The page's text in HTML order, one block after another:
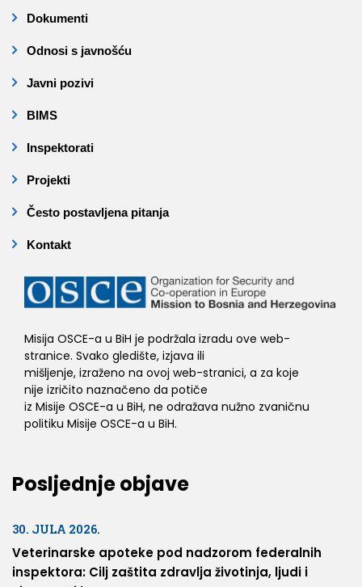
Dokumenti
Odnosi s javnošću
Javni pozivi
BIMS
Inspektorati
Projekti
Često postavljena pitanja
Kontakt
Misija OSCE-a u BiH je podržala izradu ove web-
stranice. Svako gledište, izjava ili
mišljenje, izraženo na ovoj web-stranici, a za koje
nije izričito naznačeno da potiče
iz Misije OSCE-a u BiH, ne odražava nužno zvaničnu
politiku Misije OSCE-a u BiH.
Posljednje objave
30. JULA 2026.
Veterinarske apoteke pod nadzorom federalnih
inspektora: Cilj zaštita zdravlja životinja, ljudi i